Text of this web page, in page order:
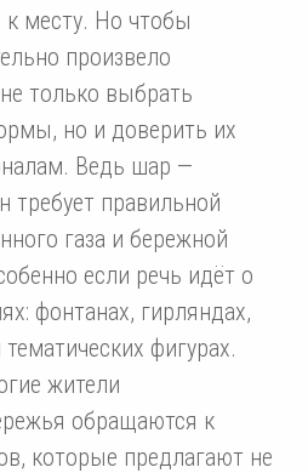
к месту. Но чтобы
произвело
только выбрать
но и доверить их
Ведь шар —
требует правильной
газа и бережной
если речь идёт о
фонтанах, гирляндах,
фигурах.
жители
обращаются к
которые предлагают не